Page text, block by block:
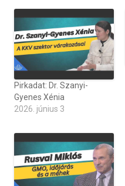
Pirkadat: Dr. Szanyi-
Gyenes Xénia
2026. június 3